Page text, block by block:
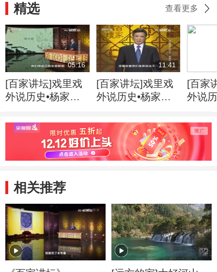
精选 查看更多
05:16
[百家讲坛]戏里戏
外说历史•杨家将
11:41
[百家讲坛]戏里戏
外说历史•杨家将
[百家
外说
相关推荐